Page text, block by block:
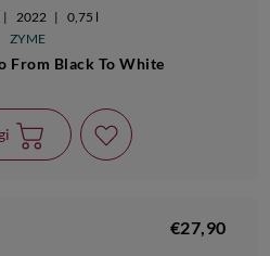
| 2022 |
0,75 l
ZYME
From Black To White
€27,90